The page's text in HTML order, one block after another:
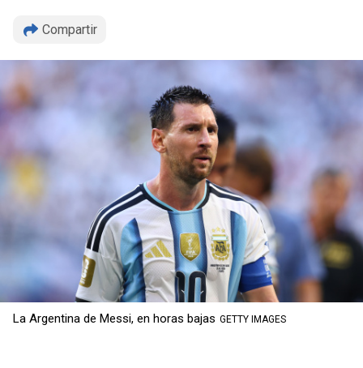
Compartir
Copiar
La Argentina de Messi, en horas bajas GETTY IMAGES